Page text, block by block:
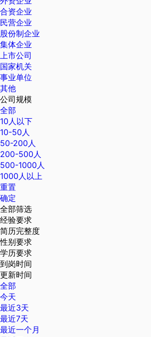
合资企业
民营企业
股份制企业
集体企业
上市公司
国家机关
事业单位
其他
公司规模
全部
10人以下
10-50人
50-200人
200-500人
500-1000人
1000人以上
重置
确定
全部筛选
经验要求
简历完整度
性别要求
学历要求
到岗时间
更新时间
全部
今天
最近3天
最近7天
最近一个月